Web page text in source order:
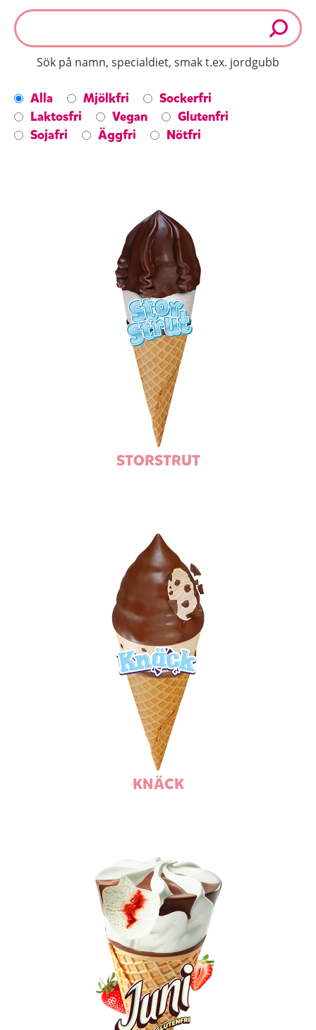
Sök på namn, specialdiet, smak t.ex. jordgubb
Alla Mjölkfri
Sockerfri
Laktosfri
Vegan
Glutenfri
Sojafri
Äggfri Nötfri
STORSTRUT
KNÄCK